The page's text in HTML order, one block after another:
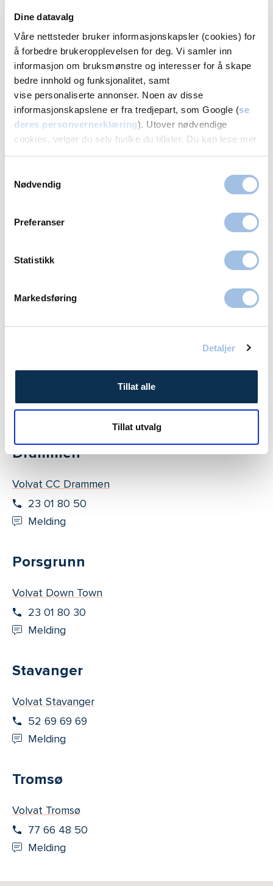
Dine datavalg
Våre nettsteder bruker informasjonskapsler (cookies) for
å forbedre brukeropplevelsen for deg. Vi samler inn
informasjon om bruksmønstre og interesser for å skape
bedre innhold og funksjonalitet, samt
vise personaliserte annonser. Noen av disse
informasjonskapslene er fra tredjepart, som Google (se
deres personvernerklæring). Utover nødvendige
cookies, velger du selv hvilke du tillater. Du kan lese mer
om Volvats bruk av cookies ivår personvernerklæring.
Nødvendig
Preferanser
Statistikk
Markedsføring
Detaljer
Tillat alle
Tillat utvalg
Volvat Majorstuen
22 95 75 00
Melding
Volvat Nationaltheatret
23 68 25 00
Melding
55 11 20 00
Volvat Åsane
Melding
Volvat Fredrikstad
Melding
Drammen
Volvat CC Drammen
23 01 80 50
Melding
Porsgrunn
Volvat Down Town
23 01 80 30
Melding
Stavanger
Volvat Stavanger
52 69 69 69
Melding
Tromsø
Volvat Tromsø
77 66 48 50
Melding